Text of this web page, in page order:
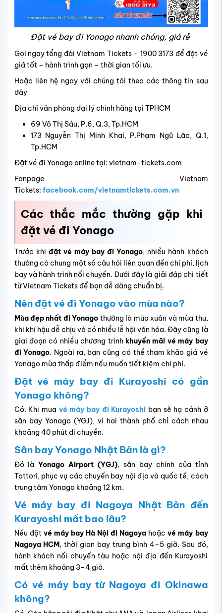
Đặt vé bay đi Yonago nhanh chóng, giá rẻ
Gọi ngay tổng đài Vietnam Tickets – 1900 3173 để đặt vé
giá tốt – hành trình gọn – thời gian tối ưu.
Hoặc liên hệ ngay với chúng tôi theo các thông tin sau
đây
Địa chỉ văn phòng đại lý chính hãng tại TPHCM
69 Võ Thị Sáu, P.6, Q.3, Tp.HCM
173 Nguyễn Thị Minh Khai, P.Phạm Ngũ Lão, Q.1,
Tp.HCM
Đặt vé đi Yonago onlinetại: vietnam-tickets.com
Fanpage Vietnam
Tickets: facebook.com/vietnamtickets.com.vn
Các thắc mắc thường gặp khi
đặt vé đi Yonago
Trước khi đặt vé máy bay đi Yonago, nhiều hành khách
thường có chung một số câu hỏi liên quan đến chi phí, lịch
bay và hành trình nối chuyến. Dưới đây là giải đáp chi tiết
từ Vietnam Tickets để bạn dễ dàng chuẩn bị.
Nên đặt vé đi Yonago vào mùa nào?
Mùa đẹp nhất đi Yonago thường là mùa xuân và mùa thu,
khi khí hậu dễ chịu và có nhiều lễ hội văn hóa. Đây cũng là
giai đoạn có nhiều chương trình khuyến mãi vé máy bay
đi Yonago. Ngoài ra, bạn cũng có thể tham khảo giá vé
Yonago mùa thấp điểm nếu muốn tiết kiệm chi phí.
Đặt vé máy bay đi Kurayoshi có gần
Yonago không?
Có. Khi mua vé máy bay đi Kurayoshi bạn sẽ hạ cánh ở
sân bay Yonago (YGJ), vì hai thành phố chỉ cách nhau
khoảng 40 phút di chuyển.
Sân bay Yonago Nhật Bản là gì?
Đó làYonago Airport (YGJ), sân bay chính của tỉnh
Tottori, phục vụ các chuyến bay nội địa và quốc tế, cách
trung tâm Yonago khoảng 12 km.
Vé máy bay đi Nagoya Nhật Bản đến
Kurayoshi mất bao lâu?
Nếu đặt vé máy bay Hà Nội đi Nagoya hoặcvé máy bay
Nagoya HCM, thời gian bay trung bình 4–5 giờ. Sau đó,
hành khách nối chuyến tàu hoặc nội địa đến Kurayoshi
mất thêm khoảng 3–4 giờ.
Có vé máy bay từ Nagoya đi Okinawa
không?